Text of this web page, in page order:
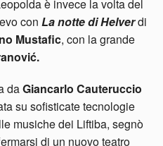
è invece la volta del
con La notte di Helverdi
Mustafic, con la grande
daGiancarlo Cauteruccio
su sofisticate tecnologie
musiche dei Liftiba, segnò
di un nuovo teatro